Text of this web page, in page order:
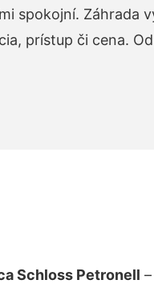
spokojní. Záhrada
prístup či cena.
Schloss Petronell